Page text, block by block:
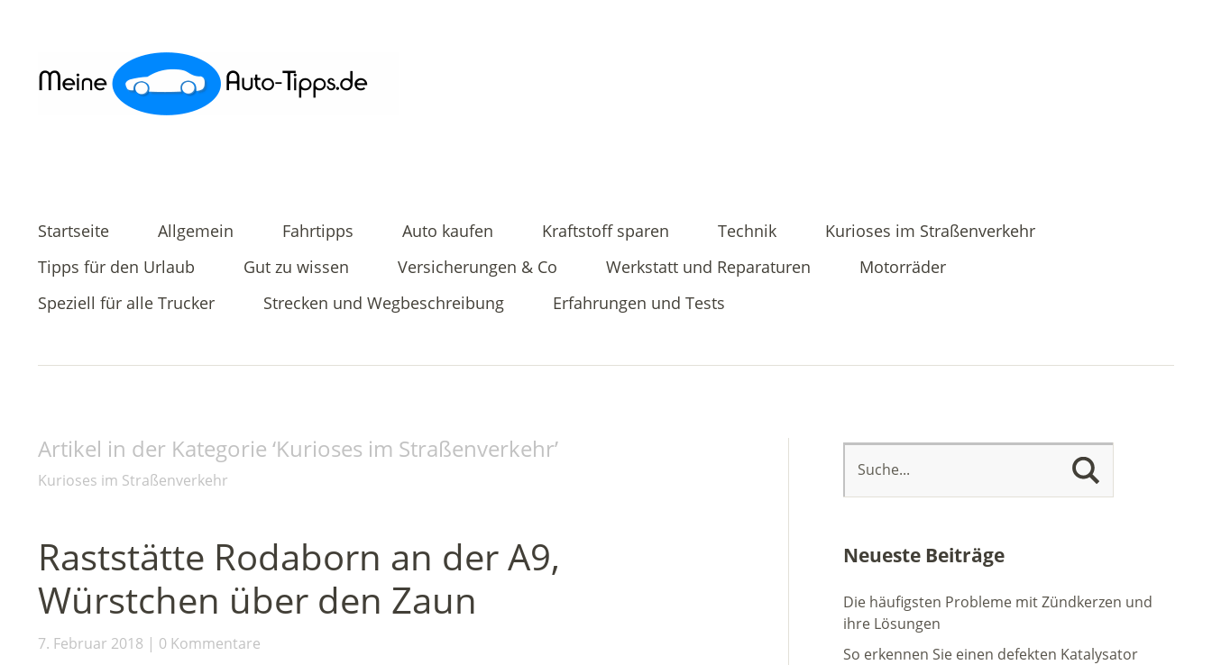
Startseite Allgemein Fahrtipps Auto kaufen Kraftstoff sparen Technik
Kurioses im Straßenverkehr
Tipps für den Urlaub
Gut zu wissen Versicherungen & Co Werkstatt und Reparaturen
Motorräder
Speziell für alle Trucker
Strecken und Wegbeschreibung Erfahrungen und Tests
Artikel in der Kategorie ‘Kurioses im Straßenverkehr’
Kurioses im Straßenverkehr
Raststätte Rodaborn an der A9,
Würstchen über den Zaun
7. Februar 2018 0 Kommentare
Neueste Beiträge
Die häufigsten Probleme mit Zündkerzen und
ihre Lösungen
So erkennen Sie einen defekten Katalysator